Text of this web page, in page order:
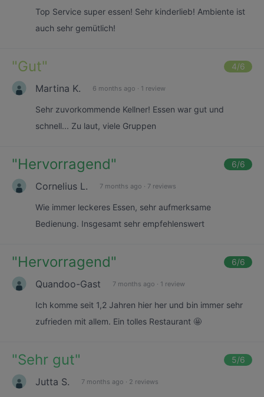
Top Service super essen! Sehr kinderlieb! Ambiente ist
auch sehr gemütlich!
"Gut" 4/6
Martina K. 6 months ago · 1 review
Sehr zuvorkommende Kellner! Essen war gut und
schnell... Zu laut, viele Gruppen
"Hervorragend" 6/6
Cornelius L. 7 months ago · 7 reviews
Wie immer leckeres Essen, sehr aufmerksame
Bedienung. Insgesamt sehr empfehlenswert
"Hervorragend" 6/6
Quandoo-Gast 7 months ago · 1 review
Ich komme seit 1,2 Jahren hier her und bin immer sehr
zufrieden mit allem. Ein tolles Restaurant 🤩
"Sehr gut" 5/6
Jutta S. 7 months ago · 2 reviews